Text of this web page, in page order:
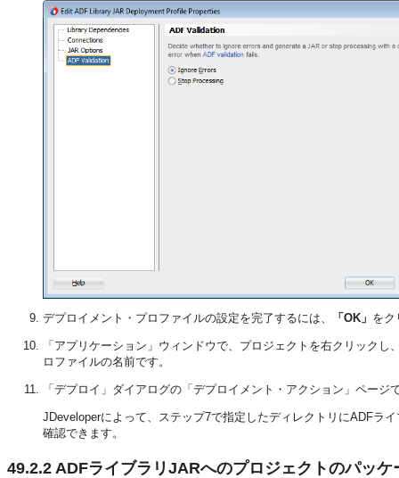
デプロイメント・プロファイルの設定を完了するには、 「OK」 をク
「アプリケーション」ウィンドウで、プロジェクトを右クリックし
ロファイルの名前です。
「デプロイ」ダイアログの「デプロイメント・アクション」ページ
JDeveloperによって、ステップ7で指定したディレクトリにADFラ
確認できます。
49.2.2 ADFライブラリJARへのプロジェクトのパッケ